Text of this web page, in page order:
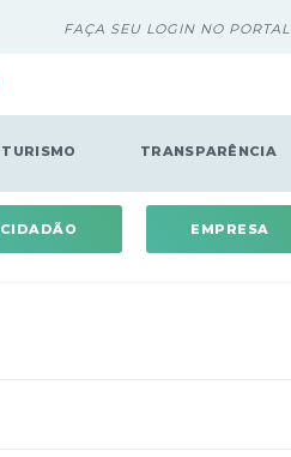
FAÇA SEU LOGIN NO PORTAL
TURISMO TRANSPARÊNCIA
CIDADÃO EMPRESA